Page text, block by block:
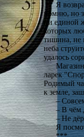
Я
помню, но
ни единой
которых
тишина, не
неба
удалось
ларек
Родимый
к земле,
–
– В чём
– Не
Я